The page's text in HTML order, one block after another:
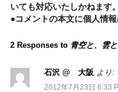
いても対応いたしかねます
●コメントの本文に個人情
2 Responses to 青空と、雲
石沢 @ 大阪 より:
2012年7月23日 6:33